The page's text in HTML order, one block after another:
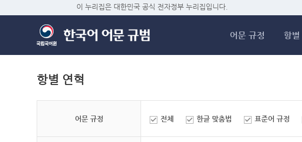
이 누리집은 대한민국 공식 전자정부 누리집입니다.
어문 규정 항별
항별 연혁
어문 규정 전체 한글 맞춤법 표준어 규정